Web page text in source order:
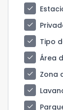
check
check
check
Tipo
check
Área
check
Zona
check
check